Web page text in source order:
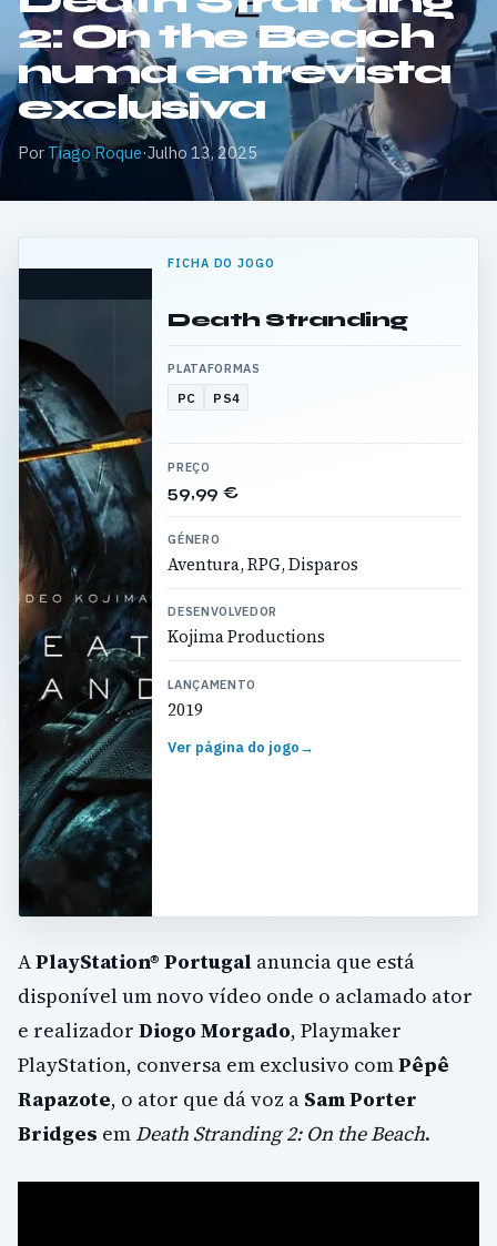
2: On the Beach
numa entrevista
exclusiva
Por Tiago Roque·Julho 13, 2025
FICHA DO JOGO
Death Stranding
PLATAFORMAS
PC PS4
PREÇO
59,99 €
GÉNERO
Aventura, RPG, Disparos
DESENVOLVEDOR
Kojima Productions
LANÇAMENTO
2019
Ver página do jogo→
APlayStation® Portugal anuncia que está
disponível um novo vídeo onde o aclamado ator
e realizador Diogo Morgado, Playmaker
PlayStation, conversa em exclusivo comPêpê
Rapazote, o ator que dá voz a Sam Porter
Bridges emDeath Stranding 2: On the Beach.